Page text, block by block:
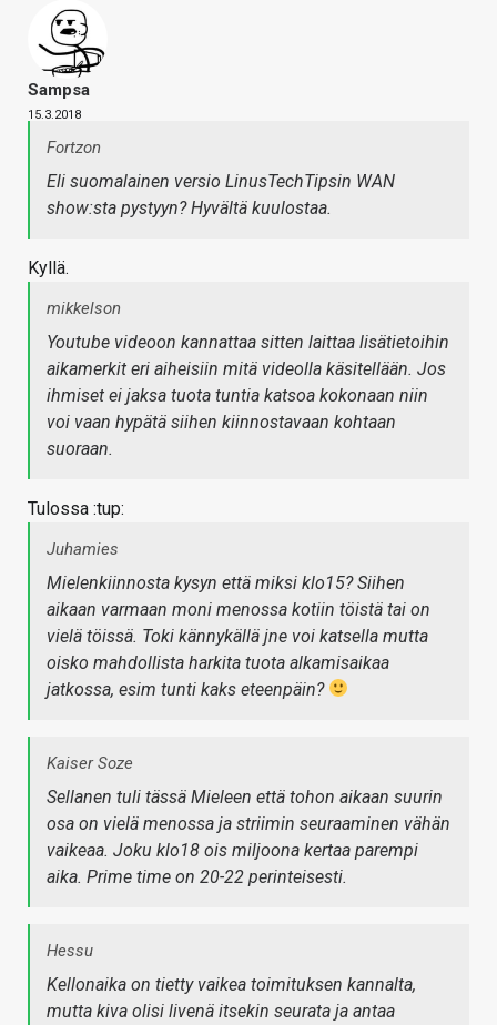
Sampsa
15.3.2018
Fortzon
Eli suomalainen versio LinusTechTipsin WAN
show:sta pystyyn? Hyvältä kuulostaa.
Kyllä.
mikkelson
Youtube videoon kannattaa sitten laittaa lisätietoihin
aikamerkit eri aiheisiin mitä videolla käsitellään. Jos
ihmiset ei jaksa tuota tuntia katsoa kokonaan niin
voi vaan hypätä siihen kiinnostavaan kohtaan
suoraan.
Tulossa :tup:
Juhamies
Mielenkiinnosta kysyn että miksi klo15? Siihen
aikaan varmaan moni menossa kotiin töistä tai on
vielä töissä. Toki kännykällä jne voi katsella mutta
oisko mahdollista harkita tuota alkamisaikaa
jatkossa, esim tunti kaks eteenpäin?
Kaiser Soze
Sellanen tuli tässä Mieleen että tohon aikaan suurin
osa on vielä menossa ja striimin seuraaminen vähän
vaikeaa. Joku klo18 ois miljoona kertaa parempi
aika. Prime time on 20-22 perinteisesti.
Hessu
Kellonaika on tietty vaikea toimituksen kannalta,
mutta kiva olisi livenä itsekin seurata ja antaa